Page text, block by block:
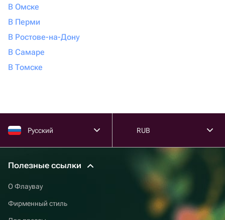
В Омске
В Перми
В Ростове-на-Дону
В Самаре
В Томске
Русский RUB
Полезные ссылки
О Флаувау
Фирменный стиль